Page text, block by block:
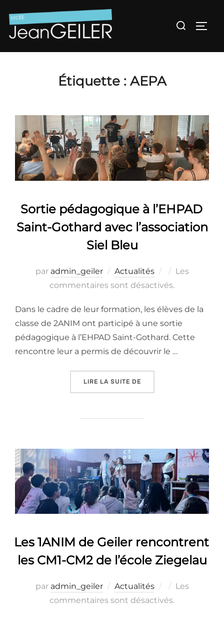
au
contenu
Rechercher :
Étiquette : AEPA
Sortie pédagogique à l’EHPAD
Saint-Gothard avec l’association
Siel Bleu
par admin_geiler Actualités
Publié
le
Les
commentaires sont désactivés.
Dans le cadre de leur formation, les élèves de la
classe de 2ANIM ont participé à une sortie
pédagogique à l’EHPAD Saint-Gothard. Cette
rencontre leur a permis de découvrir le …
LIRE LA SUITE DE« SORTIE
Les 1ANIM de Geiler rencontrent
les CM1-CM2 de l’école Ziegelau
par admin_geiler Actualités
Publié
le
Les
commentaires sont désactivés.